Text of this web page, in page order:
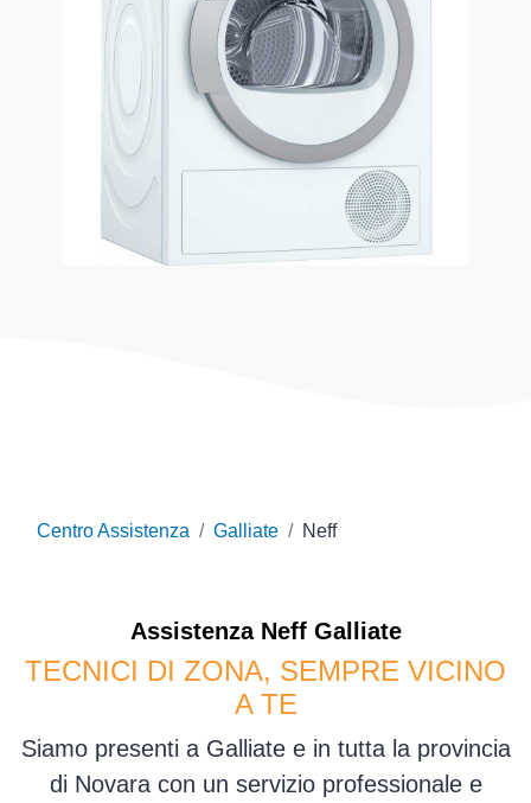
Centro Assistenza Galliate Neff
Assistenza NeffGalliate
TECNICI DI ZONA, SEMPRE VICINO
A TE
Siamo presenti a Galliate e in tutta la provincia
di Novara con un servizio professionale e